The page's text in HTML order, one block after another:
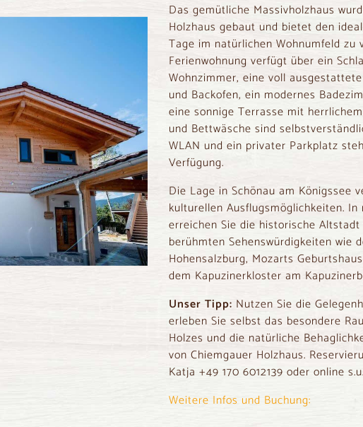
Das gemütliche Massivholzhaus
Holzhaus gebaut und bietet den
Tage im natürlichen Wohnumfeld zu
Ferienwohnung verfügt über ein
Wohnzimmer, eine voll
und Backofen, ein modernes
eine sonnige Terrasse mit
und Bettwäsche sind
WLAN und ein privater Parkplatz
Verfügung.
Die Lage in Schönau am Königssee
kulturellen Ausflugsmöglichkeiten.
erreichen Sie die historische Altstadt
berühmten Sehenswürdigkeiten wie
Hohensalzburg, Mozarts Geburtshaus
dem Kapuzinerkloster am
Unser Tipp: Nutzen Sie die
erleben Sie selbst das besondere
Holzes und die natürliche
von Chiemgauer Holzhaus.
Katja +49 170 6012139 oder online s.u.
Weitere Infos und Buchung: